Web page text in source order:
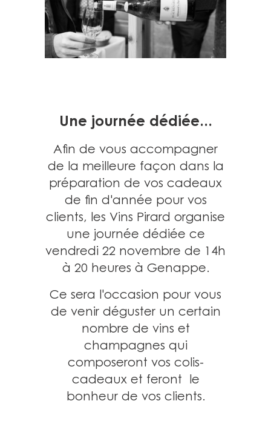
Une journée dédiée...
Afin de vous accompagner
de la meilleure façon dans la
préparation de vos cadeaux
de fin d'année pour vos
clients, les Vins Pirard organise
une journée dédiée ce
vendredi 22 novembre de 14h
à 20 heures à Genappe.
Ce sera l'occasion pour vous
de venir déguster un certain
nombre de vins et
champagnes qui
composeront vos colis-
cadeaux et feront le
bonheur de vos clients.